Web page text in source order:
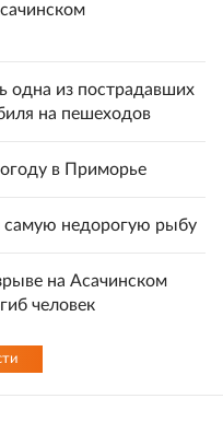
одна из пострадавших
на пешеходов
в Приморье
самую недорогую рыбу
на Асачинском
человек